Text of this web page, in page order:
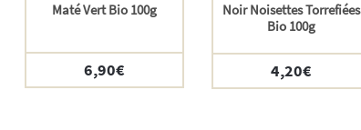
Maté Vert Bio 100g
6,90€
Noir Noisettes Torrefiées
Bio 100g
4,20€